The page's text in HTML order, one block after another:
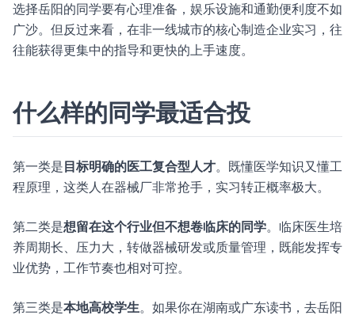
选择岳阳的同学要有心理准备，娱乐设施和通勤便利度不如
广沙。但反过来看，在非一线城市的核心制造企业实习，往
往能获得更集中的指导和更快的上手速度。
什么样的同学最适合投
第一类是目标明确的医工复合型人才。既懂医学知识又懂工
程原理，这类人在器械厂非常抢手，实习转正概率极大。
第二类是想留在这个行业但不想卷临床的同学。临床医生培
养周期长、压力大，转做器械研发或质量管理，既能发挥专
业优势，工作节奏也相对可控。
第三类是本地高校学生。如果你在湖南或广东读书，去岳阳